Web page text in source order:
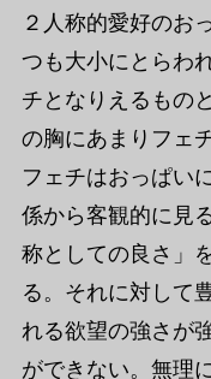
２人称的愛好のお
つも大小にとらわ
チとなりえるもの
の胸にあまりフェ
フェチはおっぱい
係から客観的に見
称としての良さ」
る。それに対して
れる欲望の強さが
ができない。無理